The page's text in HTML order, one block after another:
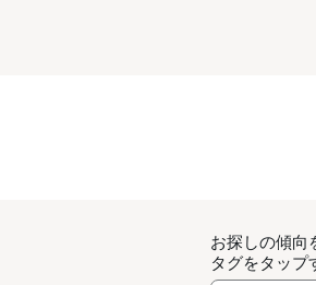
お探しの傾向
タグをタップ